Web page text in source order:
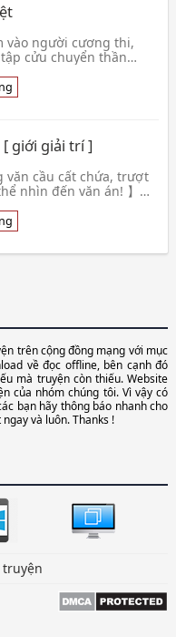
vào người cương thi,
cửu chuyển thần
Hoang Tán Nhân
giới giải trí ]
văn cầu cất chứa, trượt
nhìn đến văn án! 】
Thị Manh Điểm
trên cộng đồng mạng với mục
về đọc offline, bên cạnh đó
mà truyện còn thiếu. Website
của nhóm chúng tôi. Vì vậy có
bạn hãy thông báo nhanh cho
và luôn. Thanks !
truyện